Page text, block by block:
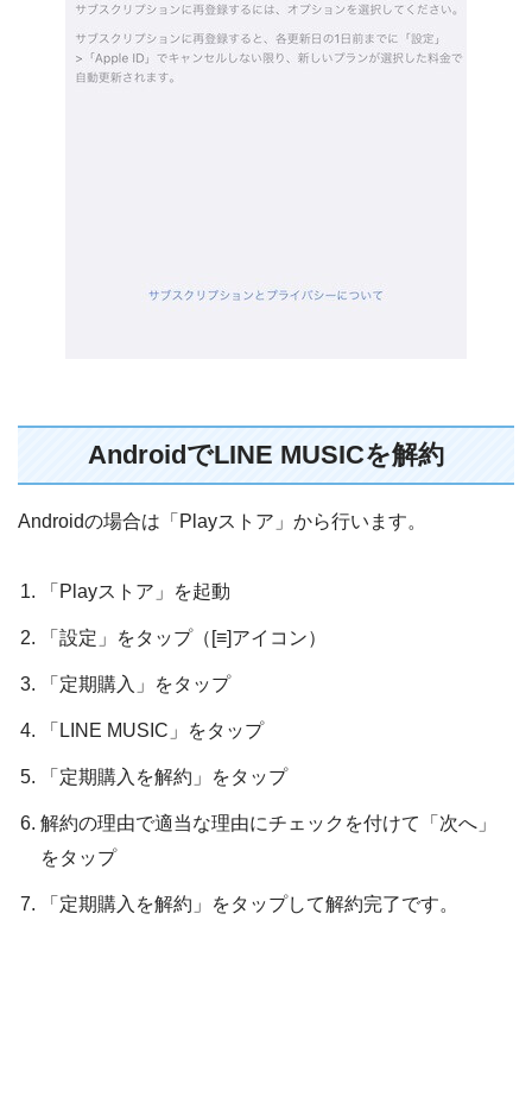
AndroidでLINE MUSICを解約
Androidの場合は「Playストア」から行います。
「Playストア」を起動
「設定」をタップ（[≡]アイコン）
「定期購入」をタップ
「LINE MUSIC」をタップ
「定期購入を解約」をタップ
解約の理由で適当な理由にチェックを付けて「次へ」
をタップ
「定期購入を解約」をタップして解約完了です。